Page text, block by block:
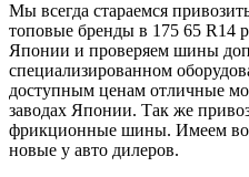
Мы всегда стараемся
топовые бренды в 175 65 R14
Японии и проверяем шины
специализированном
доступным ценам отличные
заводах Японии. Так же
фрикционные шины. Имеем
новые у авто дилеров.